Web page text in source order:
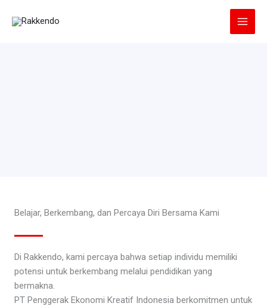
Belajar, Berkembang, dan Percaya Diri Bersama Kami
Di Rakkendo, kami percaya bahwa setiap individu memiliki
potensi untuk berkembang melalui pendidikan yang
bermakna.
PT Penggerak Ekonomi Kreatif Indonesia berkomitmen untuk